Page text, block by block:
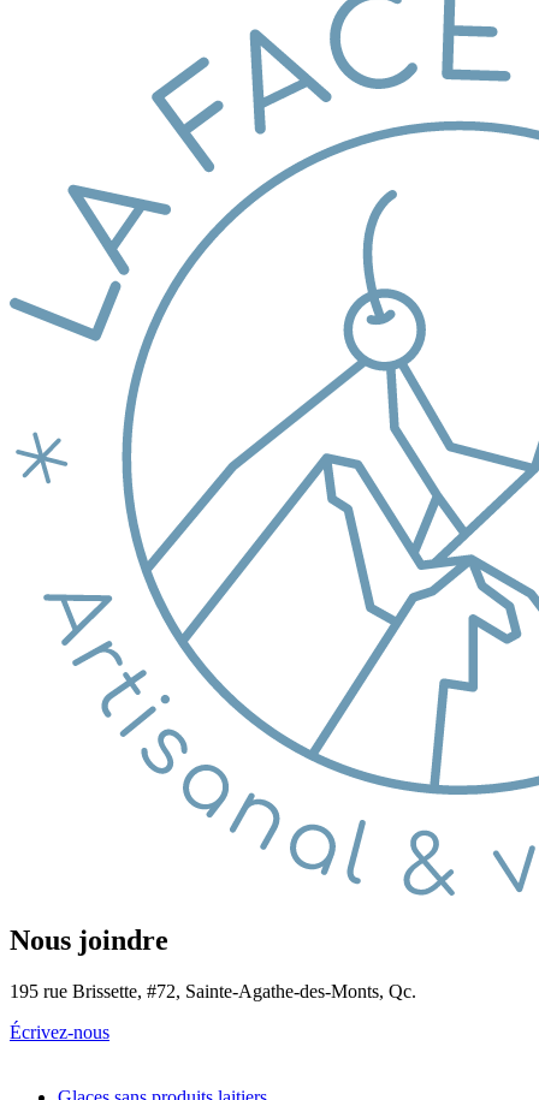
Nous joindre
195 rue Brissette, #72, Sainte-Agathe-des-Monts, Qc.
Écrivez-nous